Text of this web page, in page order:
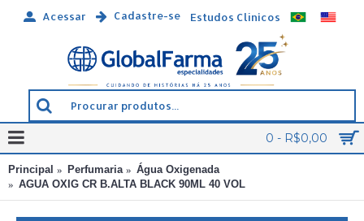
Acessar Cadastre-se Estudos Clínicos
0 - R$0,00
Principal Perfumaria
Água Oxigenada
AGUA OXIG CR B.ALTA BLACK 90ML 40 VOL